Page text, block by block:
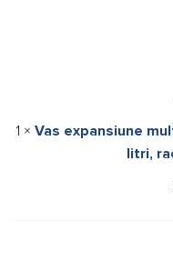
1 × Vas expansiune
litri,